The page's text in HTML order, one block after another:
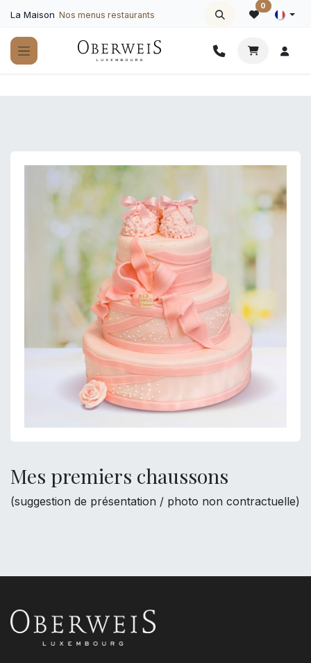
La Maison Nos menus restaurants
0
Mes premiers chaussons
(suggestion de présentation / photo non contractuelle)